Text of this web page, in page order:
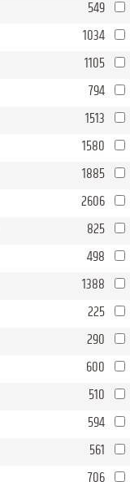
549
1034
1105
794
1513
1580
1885
2606
825
498
1388
225
290
600
510
594
561
706